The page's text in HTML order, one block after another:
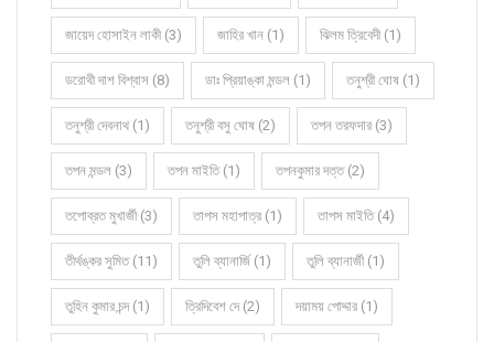
জায়েদ হোসাইন লাকী (3) জাহির খান (1) ঝিলম ত্রিবেদী (1)
ডরোথী দাশ বিশ্বাস (8) ডাঃ প্রিয়াঙ্কা মন্ডল (1) তনুশ্রী ঘোষ (1)
তনুশ্রী দেবনাথ (1) তনুশ্রী বসু ঘোষ (2) তপন তরফদার (3)
তপন মন্ডল (3) তপন মাইতি (1) তপনকুমার দত্ত (2)
তপোব্রত মুখার্জী (3) তাপস মহাপাত্র (1) তাপস মাইতি (4)
তীর্থঙ্কর সুমিত (11) তুলি ব্যানার্জি (1) তুলি ব্যানার্জী (1)
তুহিন কুমার চন্দ (1) ত্রিদিবেশ দে (2) দয়াময় পোদ্দার (1)